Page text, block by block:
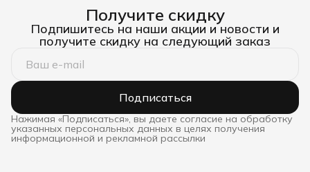
Получите скидку
Подпишитесь на наши акции и новости и
получите скидку на следующий заказ
Подписаться
Нажимая «Подписаться», вы даете согласие на обработку
указанных персональных данных в целях получения
информационной и рекламной рассылки